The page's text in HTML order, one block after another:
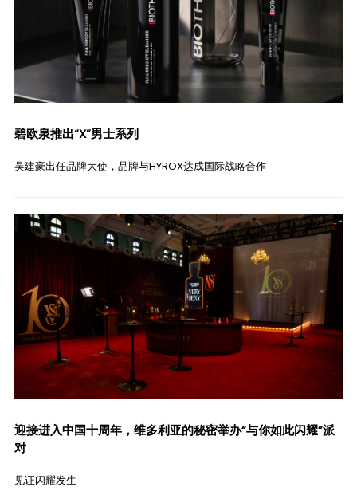
碧欧泉推出“X”男士系列
吴建豪出任品牌大使，品牌与HYROX达成国际战略合作
迎接进入中国十周年，维多利亚的秘密举办“与你如此闪耀”派
对
见证闪耀发生